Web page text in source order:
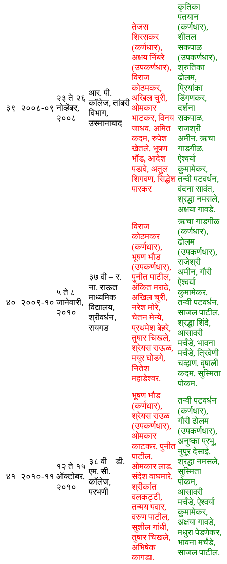
३९ २००८-०९
२३ ते २६
नोव्हेंबर,
२००८
आर. पी.
कॉलेज, तांबरी
विभाग,
उस्मानाबाद
तेजस
शिरसकर
(कर्णधार),
अक्षय निंबरे
(उपकर्णधार),
विराज
कोठमकर,
अखिल चुरी,
ओमकार
भाटकर, विनय
जाधव, अमित
कदम, रुपेश
खेतले, भूषण
भौंड, आदेश
पडावे, अतुल
शिगवण, सिद्धेश
पारकर
कृतिका
पतयान
(कर्णधार),
शीतल
सकपाळ
(उपकर्णधार),
श्रुतिका
ढोलम,
प्रियांका
डिंगणकर,
दर्शना
सकपाळ,
राजश्री
अमीन, ऋचा
गाडगीळ,
ऐश्वर्या
कुमामेकर,
तन्वी पटवर्धन,
वंदना सावंत,
श्रद्धा नमसले,
अक्षया गावडे.
४० २००९-१०
५ ते ८
जानेवारी,
२०१०
३७ वी – र.
ना. राऊत
माध्यमिक
विद्यालय,
श्रीवर्धन,
रायगड
विराज
कोठमकर
(कर्णधार),
भूषण भौड
(उपकर्णधार),
पुनीत पाटील,
अंकित मराठे,
अखिल चुरी,
नरेश मोरे,
चेतन मेन्ये,
प्रथमेश बेहरे,
तुषार चिखले,
श्रेयस राऊळ,
मयूर घोडगे,
नितेश
महाडेश्वर.
ऋचा गाडगीळ
(कर्णधार),
ढोलम
(उपकर्णधार),
राजेश्री
अमीन, गौरी
ऐश्वर्या
कुमामेकर,
तन्वी पटवर्धन,
साजल पाटील,
श्रद्धा शिंदे,
आसावरी
मर्चंडे, भावना
मर्चंडे, त्रिवेणी
चव्हाण, वृषाली
कदम, सुस्मिता
पोकम.
४१ २०१०-११
१२ ते १५
ऑक्टोबर,
२०१०
३८ वी – डी.
एम. सी.
कॉलेज,
परभणी
भूषण भौड
(कर्णधार),
श्रेयस राउळ
(उपकर्णधार),
ओमकार
काटकर, पुनीत
पाटील,
ओमकार लाड,
संदेश वाघमारे,
श्रीकांत
वलकट्टी,
तन्मय पवार,
वरुण पाटील,
सुशील गांधी,
तुषार चिखले,
अभिषेक
कागडा.
तन्वी पटवर्धन
(कर्णधार),
गौरी ढोलम
(उपकर्णधार),
अनुष्का प्रभू,
नुपूर देसाई,
श्रद्धा नमसले,
सुस्मिता
पोकम,
आसावरी
मर्चंडे, ऐश्वर्या
कुमामेकर,
अक्षया गावडे,
मधुरा पेडणेकर,
भावना मर्चंडे,
साजल पाटील.